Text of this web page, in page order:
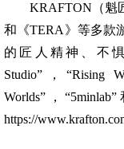
KRAFTON（魁
和《TERA》等多款
的匠人精神、不惧
Studio”，“Rising
Worlds”，
https://